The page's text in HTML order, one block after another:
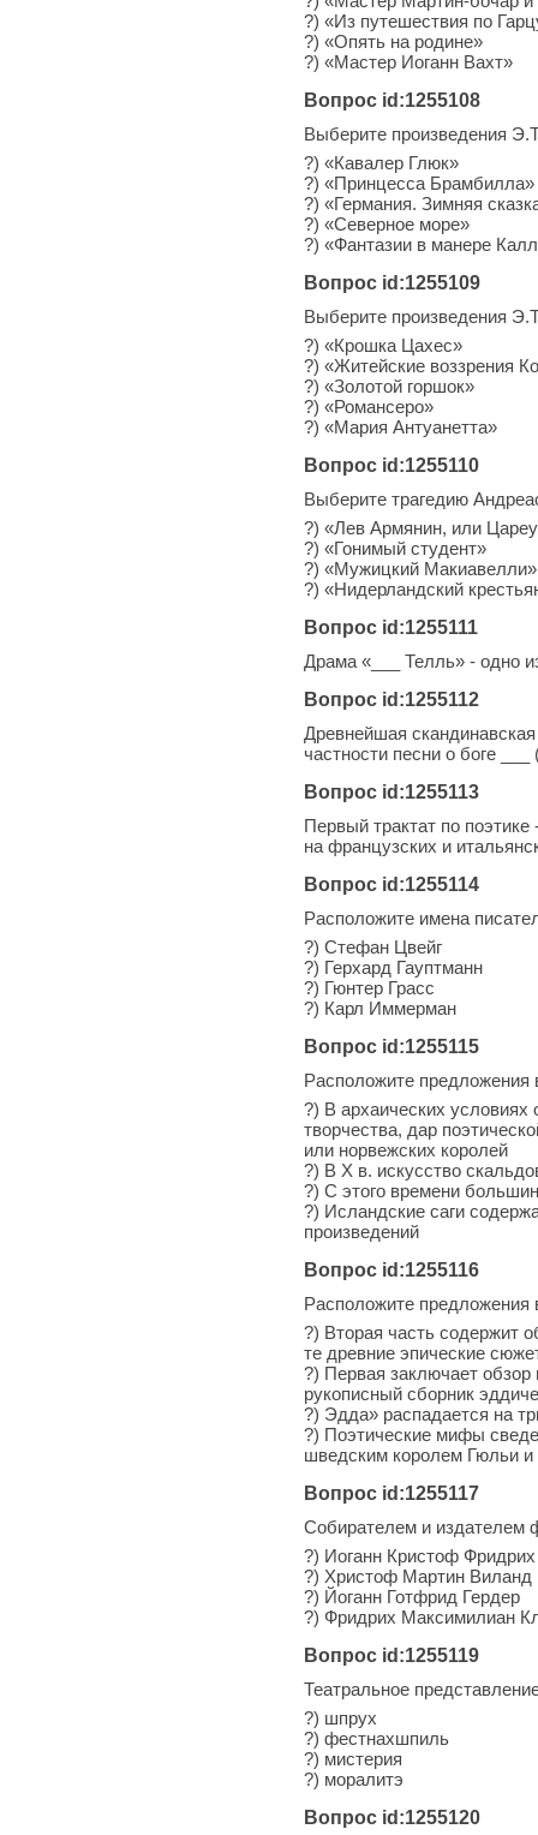
?) «Из путешествия по
?) «Опять на родине»
?) «Мастер Иоганн Вахт»
Вопрос id:1255108
Выберите произведения
?) «Кавалер Глюк»
?) «Принцесса Брамбилла»
?) «Германия. Зимняя
?) «Северное море»
?) «Фантазии в манере
Вопрос id:1255109
Выберите произведения
?) «Крошка Цахес»
?) «Житейские воззрения
?) «Золотой горшок»
?) «Романсеро»
?) «Мария Антуанетта»
Вопрос id:1255110
Выберите трагедию
?) «Лев Армянин, или
?) «Гонимый студент»
?) «Мужицкий Макиавелли»
?) «Нидерландский
Вопрос id:1255111
Драма «___ Телль» - одно
Вопрос id:1255112
Древнейшая
частности песни о боге
Вопрос id:1255113
Первый трактат по
на французских и
Вопрос id:1255114
Расположите имена
?) Стефан Цвейг
?) Герхард Гауптманн
?) Гюнтер Грасс
?) Карл Иммерман
Вопрос id:1255115
Расположите предложения
?) В архаических условиях
творчества, дар
или норвежских королей
?) В X в. искусство
?) С этого времени
?) Исландские саги
произведений
Вопрос id:1255116
Расположите предложения
?) Вторая часть содержит
те древние эпические
?) Первая заключает обзор
рукописный сборник
?) Эдда» распадается на
?) Поэтические мифы
шведским королем Гюльи
Вопрос id:1255117
Собирателем и издателем
?) Иоганн Кристоф
?) Христоф Мартин Виланд
?) Йоганн Готфрид Гердер
?) Фридрих Максимилиан
Вопрос id:1255119
Театральное
?) шпрух
?) фестнахшпиль
?) мистерия
?) моралитэ
Вопрос id:1255120